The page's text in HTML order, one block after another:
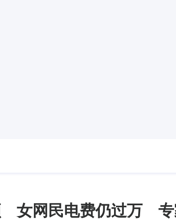
女网民电费仍过万 专